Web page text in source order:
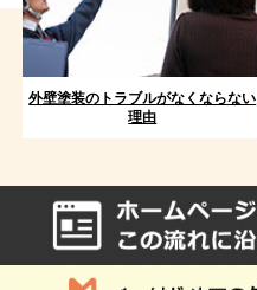
外壁塗装のトラブルがなくならない
理由